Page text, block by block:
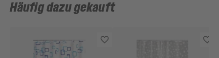
Häufig dazu gekauft